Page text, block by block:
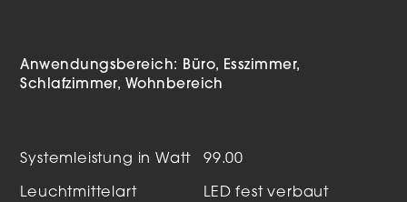
Anwendungsbereich: Büro
Esszimmer
Schlafzimmer
Wohnbereich
Systemleistung in Watt 99.00
Leuchtmittelart LED fest verbaut